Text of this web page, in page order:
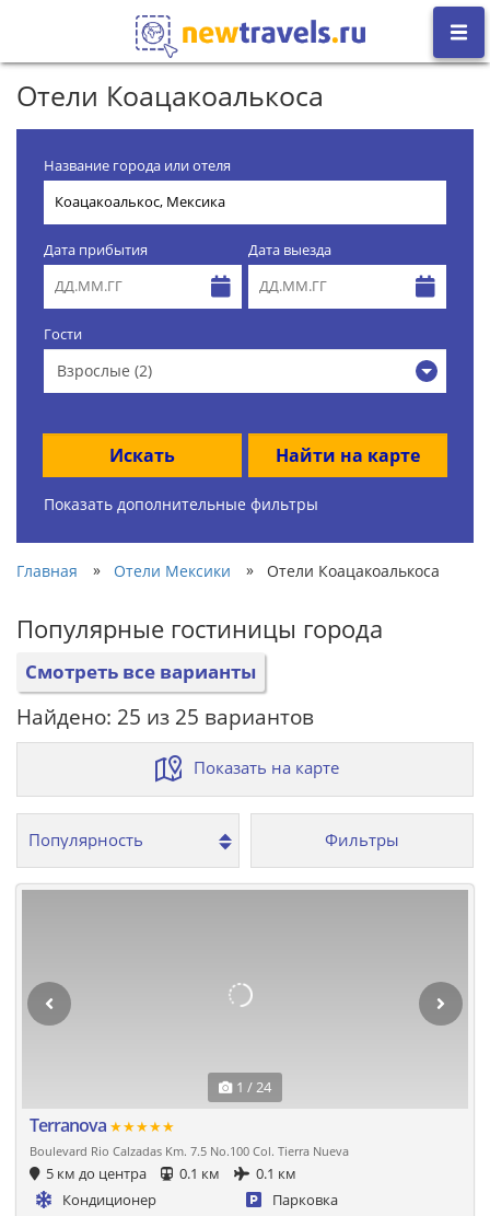
Отели Коацакоалькоса
Название города или отеля
Дата прибытия Дата выезда
Гости
Взрослые (2)
Искать Найти на карте
Показать дополнительные фильтры
Главная » Отели Мексики » Отели Коацакоалькоса
Популярные гостиницы города
Смотреть все варианты
Найдено: 25 из 25 вариантов
Показать на карте
Фильтры
1 / 24
Terranova ★★★★★
Boulevard Rio Calzadas Km. 7.5 No.100 Col. Tierra Nueva
5 км до центра 0.1 км
0.1 км
Кондиционер
Парковка